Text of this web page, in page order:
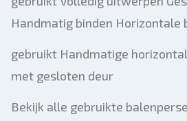
Handmatig binden Horizontale
gebruikt Handmatige
met gesloten deur
Bekijk alle gebruikte